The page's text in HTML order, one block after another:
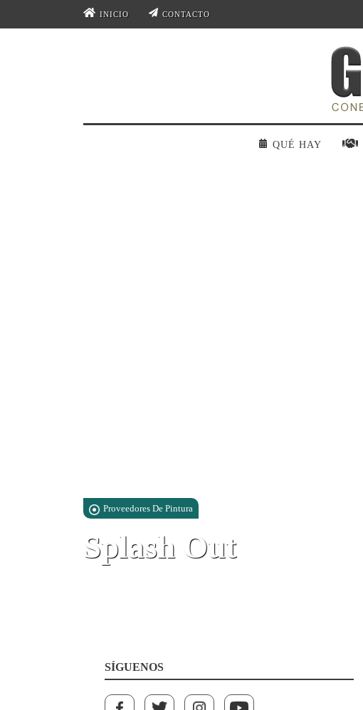
INICIO CONTACTO
QUÉ HAY
Proveedores De Pintura
Splash Out
SÍGUENOS